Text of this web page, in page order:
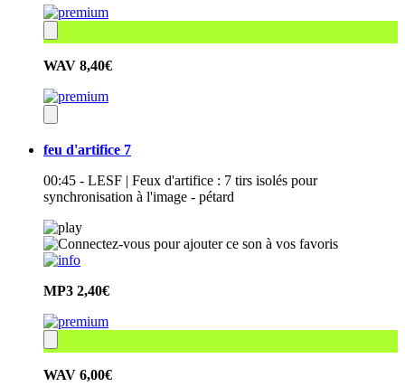
WAV 8,40€
feu d'artifice 7
00:45 - LESF | Feux d'artifice : 7 tirs isolés pour
synchronisation à l'image - pétard
MP3 2,40€
WAV 6,00€